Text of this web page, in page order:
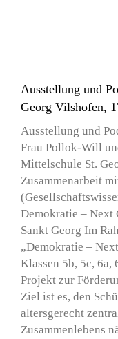
Ausstellung und
Georg Vilshofen,
Ausstellung und
Frau Pollok-Will
Mittelschule St.
Zusammenarbeit
Demokratie – Next
Sankt Georg Im
„Demokratie –
Klassen 5b, 5c, 6a,
Projekt zur
Ziel ist es, den
altersgerecht
Zusammenlebens